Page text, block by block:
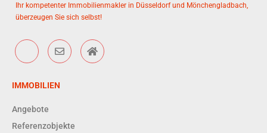
Ihr kompetenter Immobilienmakler in Düsseldorf und Mönchengladbach,
überzeugen Sie sich selbst!
IMMOBILIEN
Angebote
Referenzobjekte